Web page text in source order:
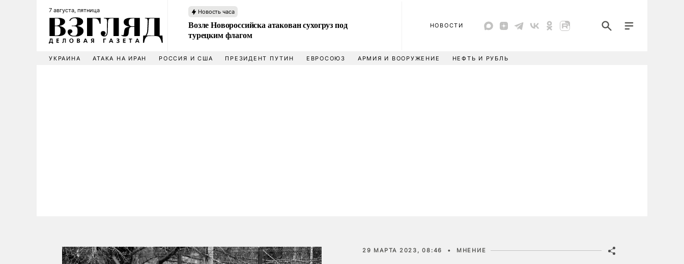
7 августа, пятница Новость часа
Возле Новороссийска атакован сухогруз под
турецким флагом
НОВОСТИ
УКРАИНА АТАКА НА ИРАН РОССИЯ И США ПРЕЗИДЕНТ ПУТИН ЕВРОСОЮЗ АРМИЯ И ВООРУЖЕНИЕ НЕФТЬ И РУБЛЬ
29 МАРТА 2023, 08:46 • МНЕНИЕ